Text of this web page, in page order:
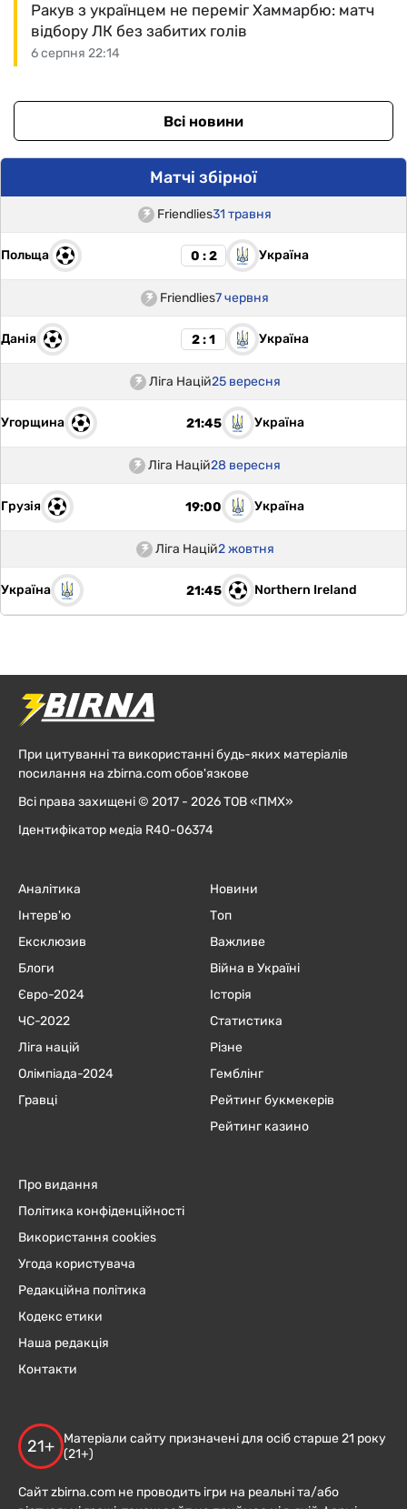
6 серпня 22:14
Ракув з українцем не переміг Хаммарбю: матч
відбору ЛК без забитих голів
Всі новини
Матчі збірної
Friendlies31 травня
Польща 0 : 2 Україна
Friendlies7 червня
Данія 2 : 1 Україна
Ліга Націй25 вересня
Угорщина 21:45 Україна
Ліга Націй28 вересня
Грузія 19:00 Україна
Ліга Націй2 жовтня
Україна 21:45 Northern Ireland
При цитуванні та використанні будь-яких матеріалів
посилання на zbirna.com обов'язкове
Всі права захищені © 2017 - 2026 ТОВ «ПМХ»
Ідентифікатор медіа R40-06374
Аналітика
Інтерв'ю
Ексклюзив
Блоги
Євро-2024
ЧC-2022
Ліга націй
Олімпіада-2024
Гравці
Новини
Топ
Важливе
Війна в Україні
Історія
Статистика
Різне
Гемблінг
Рейтинг букмекерів
Рейтинг казино
Про видання
Політика конфіденційності
Використання cookies
Угода користувача
Редакційна політика
Кодекс етики
Наша редакція
Контакти
21+
Матеріали сайту призначені для осіб старше 21 року
(21+)
Сайт zbirna.com не проводить ігри на реальні та/або